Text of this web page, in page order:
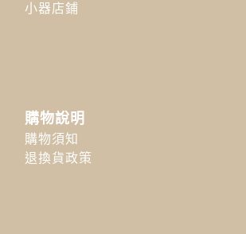
小器店鋪
購物說明
購物須知
退換貨政策